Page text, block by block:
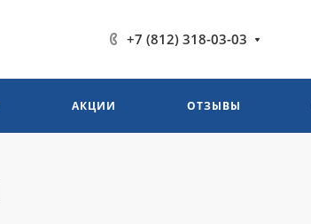
+7 (812) 318-03-03
АКЦИИ ОТЗЫВЫ